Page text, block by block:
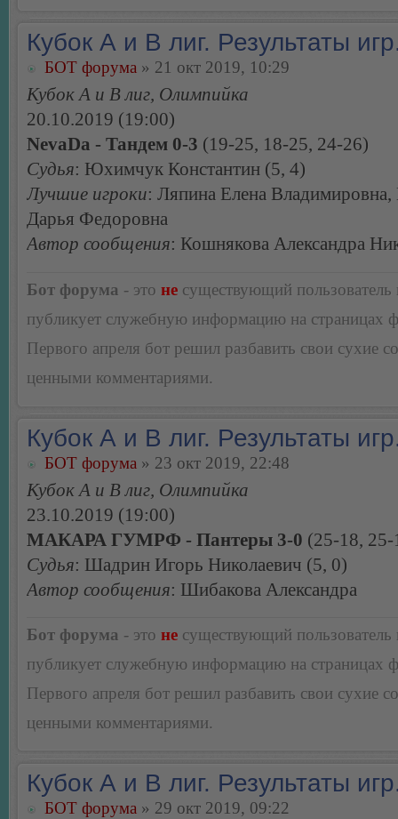
Кубок А и В лиг. Результаты
БОТ форума » 21 окт 2019, 10:29
Кубок А и В лиг, Олимпийка
20.10.2019 (19:00)
NevaDa - Тандем 0-3 (19-25, 18-25, 24-26)
Судья: Юхимчук Константин (5, 4)
Лучшие игроки: Ляпина Елена Владимировна,
Дарья Федоровна
Автор сообщения: Кошнякова Александра
Бот форума - это не существующий пользователь
публикует служебную информацию на страницах
Первого апреля бот решил разбавить свои сухие
ценными комментариями.
Кубок А и В лиг. Результаты
БОТ форума » 23 окт 2019, 22:48
Кубок А и В лиг, Олимпийка
23.10.2019 (19:00)
МАКАРА ГУМРФ - Пантеры 3-0 (25-18,
Судья: Шадрин Игорь Николаевич (5, 0)
Автор сообщения: Шибакова Александра
Бот форума - это не существующий пользователь
публикует служебную информацию на страницах
Первого апреля бот решил разбавить свои сухие
ценными комментариями.
Кубок А и В лиг. Результаты
БОТ форума » 29 окт 2019, 09:22